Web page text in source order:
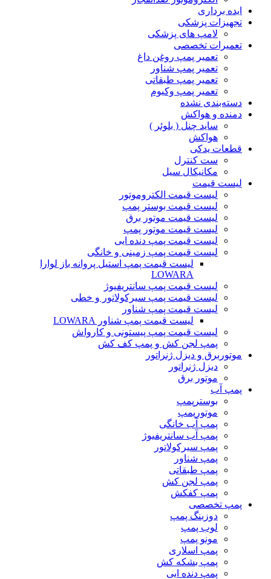
ایده برداری
تجهیزات پزشکی
لامپ های پزشکی
تعمیرات تخصصی
تعمیر پمپ روغن داغ
تعمیر پمپ شناور
تعمیر پمپ طبقاتی
تعمیر پمپ وکیوم
دسته‌بندی نشده
دمنده و هواکش
ساید چنل ( بلوئر )
هواکش
قطعات یدکی
ست کنترل
مکانیکال سیل
لیست قیمت
لیست قیمت الکتروموتور
لیست قیمت بوستر پمپ
لیست قیمت موتور برق
لیست قیمت موتور پمپ
لیست قیمت پمپ دنده ایی
لیست قیمت پمپ زمینی و خانگی
ليست قيمت پمپ استيل پروانه باز لوارا
LOWARA
لیست قیمت پمپ سانتریفیوژ
لیست قیمت پمپ سیرکولاتور و خطی
لیست قیمت پمپ شناور
لیست قیمت پمپ شناور LOWARA
لیست قیمت پمپ پیستونی و کارواش
پمپ لجن کش و پمپ کف کش
موتوربرق و دیزل ژنراتور
دیزل ژنراتور
موتور برق
پمپ آب
بوسترپمپ
موتورپمپ
پمپ آب خانگی
پمپ آب سانتریفیوژ
پمپ سیرکولاتور
پمپ شناور
پمپ طبقاتی
پمپ لجن کش
پمپ کفکش
پمپ تخصصی
دوزبنگ پمپ
لوب پمپ
مونو پمپ
پمپ اسلاری
پمپ بشکه کش
پمپ دنده ایی